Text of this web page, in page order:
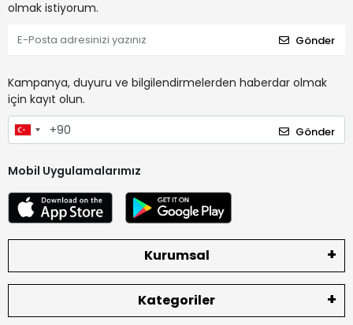
olmak istiyorum.
Gönder
Kampanya, duyuru ve bilgilendirmelerden haberdar olmak
için kayıt olun.
Gönder
Mobil Uygulamalarımız
Kurumsal
Kategoriler